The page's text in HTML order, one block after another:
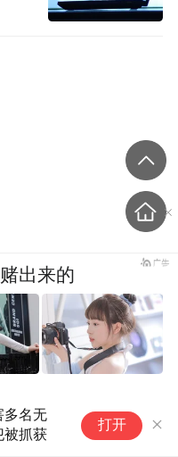
多名无
被抓获
打开
出来的